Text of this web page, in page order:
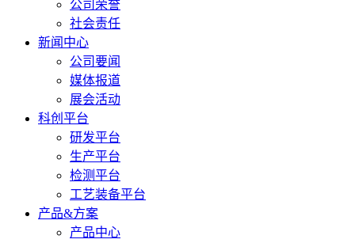
公司荣誉
社会责任
新闻中心
公司要闻
媒体报道
展会活动
科创平台
研发平台
生产平台
检测平台
工艺装备平台
产品&方案
产品中心